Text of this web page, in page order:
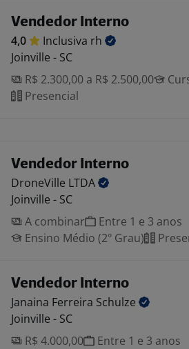
Vendedor Interno
4,0 Inclusiva rh
Joinville - SC
R$ 2.300,00 a R$ 2.500,00
Presencial
Vendedor Interno
DroneVille LTDA
Joinville - SC
A combinar
Entre 1 e 3 anos
Ensino Médio (2º Grau)
Vendedor Interno
Janaina Ferreira Schulze
Joinville - SC
R$ 4.000,00
Entre 1 e 3 anos